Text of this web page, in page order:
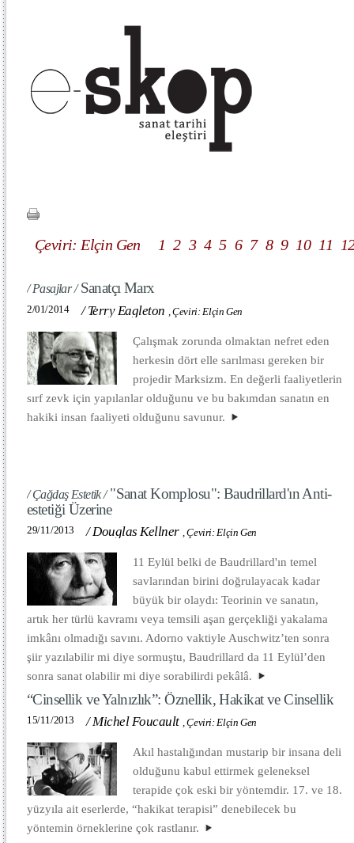
Çeviri: Elçin Gen 1 2 3 4 5 6 7 8 9 10 11
/ Pasajlar /Sanatçı Marx
2/01/2014 /Terry Eagleton ,Çeviri: Elçin Gen
Çalışmak zorunda olmaktan nefret eden
herkesin dört elle sarılması gereken bir
projedir Marksizm. En değerli faaliyetlerin
sırf zevk için yapılanlar olduğunu ve bu bakımdan sanatın en
hakiki insan faaliyeti olduğunu savunur.
/ Çağdaş Estetik /"Sanat Komplosu": Baudrillard'ın Anti-
estetiği Üzerine
29/11/2013 /Douglas Kellner ,Çeviri: Elçin Gen
11 Eylül belki de Baudrillard'ın temel
savlarından birini doğrulayacak kadar
büyük bir olaydı: Teorinin ve sanatın,
artık her türlü kavramı veya temsili aşan gerçekliği yakalama
imkânı olmadığı savını. Adorno vaktiyle Auschwitz’ten sonra
şiir yazılabilir mi diye sormuştu, Baudrillard da 11 Eylül’den
sonra sanat olabilir mi diye sorabilirdi pekâlâ.
“Cinsellik ve Yalnızlık”: Öznellik, Hakikat ve Cinsellik
15/11/2013 /Michel Foucault ,Çeviri: Elçin Gen
Akıl hastalığından mustarip bir insana deli
olduğunu kabul ettirmek geleneksel
terapide çok eski bir yöntemdir. 17. ve 18.
yüzyıla ait eserlerde, “hakikat terapisi” denebilecek bu
yöntemin örneklerine çok rastlanır.